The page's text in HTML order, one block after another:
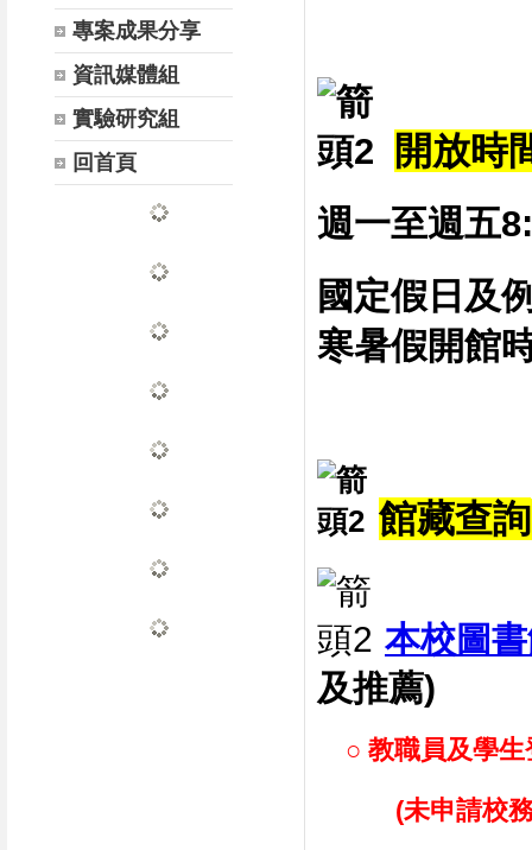
專案成果分享
資訊媒體組
實驗研究組
回首頁
開放時
週一至週五
國定假日及
寒暑假開館
館藏查詢
本校圖
及推薦)
○ 教職員及學生
(未申請校務系